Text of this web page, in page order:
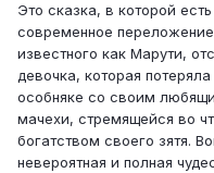
Это сказка, в которой
современное
известного как Марути,
девочка, которая
особняке со своим
мачехи, стремящейся во
богатством своего зятя.
невероятная и полная